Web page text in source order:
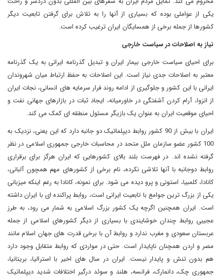
یکی از عواملی بوده که بسیاری از آنها را به تلاش برای گرفتن تابعیت دیگر
کشورها از جمله برخی از همسایگان ایران ترغیب کرده است.
نیاز به اصلاحات در سیاست خارجی
برای احیای سیاست خارجی بیمار ایران و تبدیل گذرنامه ایرانی به یک گذرنامه
معتبر به اصلاحات جدی نیاز است. این اصلاحات به حفظ ارتباط میان شهروندان
ایرانی با این کشور و جلوگیری از ادامه روند فرار سرمایه های انسانی، نجات ایران
از انزوا، آرام کردن آشفتگی در خاورمیانه، ایجاد ثبات در بازارهای جهانی نفت و
احیای موقعیت ایران به عنوان یک بازیگر مسئول منطقه ای کمک می کند.
ایران با بیش از 90 کشور روابط دیپلماتیک دو جانبه دارد که این یعنی، نزدیک به
100 کشور عضو سازمان ملل متحد در محاسبات خارجی جمهوری اسلامی در نظر
گرفته نشده اند. در فهرست بلند بالای کشورهایی که ایران هرگز برای برقراری
روابط دوجانبه با آنها تلاشی نکرده، نام برخی از کشورهای مهم همچون آلبانی،
کانادا، کلمبیا، استونی و پرو دیده می شود. برای نمونه، کانادا به رغم اینکه میزبانی
یکی از بزرگ ترین جوامع با تابعیت ایرانی است، روابط پراکنده ای با ایران داشته
است. ایران همچنین اگرچه یک کشور بزرگ اسلامی به شمار می رود، به طرز
عجیبی روابط چندان خوشایندی با بسیاری از دیگر کشورهای اسلامی از جمله
عربستان سعودی و مغرب ندارد و روابط آن با برخی قدرت های جهان اسلام مانند
مصر و اردن همچنان ناپایدار است. حتی در مواردی که روابط متقابل وجود دارد
هم بدون تنش و پایدار نیست. ایران در سال های اخیر با استرالیا، بریتانیا،
جمهوری چک، دانمارک، فرانسه، هلند و سوئد درگیر اختلافات شدید دیپلماتیک